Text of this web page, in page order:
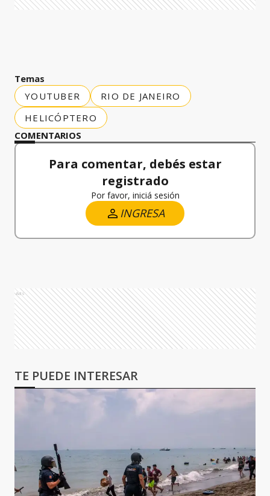
Temas
YOUTUBER
RIO DE JANEIRO
HELICÓPTERO
COMENTARIOS
Para comentar, debés estar
registrado
Por favor, iniciá sesión
INGRESA
Ads
TE PUEDE INTERESAR